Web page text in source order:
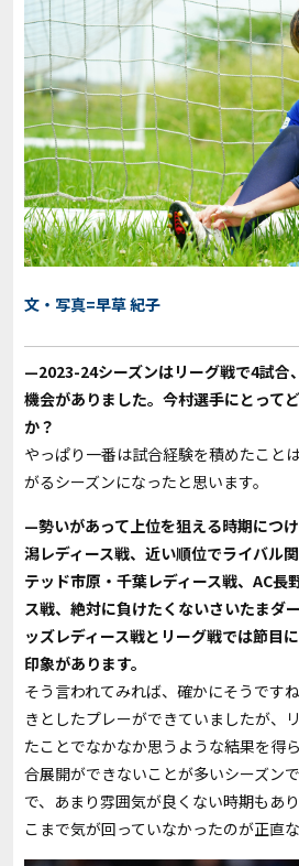
文・写真=早草 紀子
—2023-24シーズンはリーグ戦で4試合
機会がありました。今村選手にとって
か？
やっぱり一番は試合経験を積めたこと
がるシーズンになったと思います。
—勢いがあって上位を狙える時期につ
潟レディース戦、近い順位でライバル
テッド市原・千葉レディース戦、AC長
ス戦、絶対に負けたくないさいたまダ
ッズレディース戦とリーグ戦では節目
印象があります。
そう言われてみれば、確かにそうです
きとしたプレーができていましたが、
たことでなかなか思うような結果を得
合展開ができないことが多いシーズン
で、あまり雰囲気が良くない時期もあ
こまで気が回っていなかったのが正直な